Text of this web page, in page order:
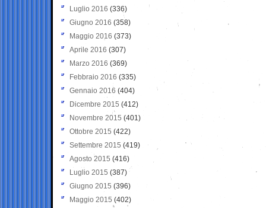
Luglio 2016 (336)
Giugno 2016 (358)
Maggio 2016 (373)
Aprile 2016 (307)
Marzo 2016 (369)
Febbraio 2016 (335)
Gennaio 2016 (404)
Dicembre 2015 (412)
Novembre 2015 (401)
Ottobre 2015 (422)
Settembre 2015 (419)
Agosto 2015 (416)
Luglio 2015 (387)
Giugno 2015 (396)
Maggio 2015 (402)